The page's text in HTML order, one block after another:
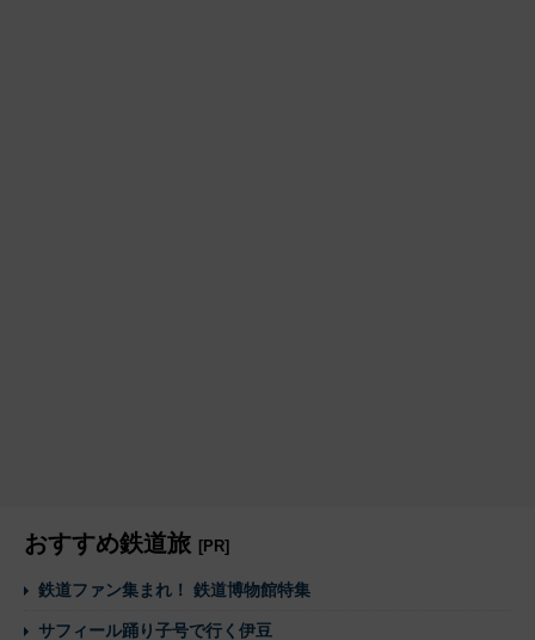
おすすめ鉄道旅 [PR]
鉄道ファン集まれ！ 鉄道博物館特集
サフィール踊り子号で行く伊豆